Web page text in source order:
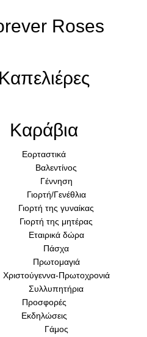
Roses
Καπελιέρες
Καράβια
Εορταστικά
Βαλεντίνος
Γέννηση
Γιορτή/Γενέθλια
Γιορτή της γυναίκας
Γιορτή της μητέρας
Εταιρικά δώρα
Πάσχα
Πρωτομαγιά
Χριστούγεννα-Πρωτοχρονιά
Συλλυπητήρια
Προσφορές
Εκδηλώσεις
Γάμος